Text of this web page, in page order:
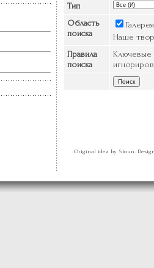
Тип
Область
поиска
Наше
Правила
поиска
Ключевые
Original idea by Stoun.